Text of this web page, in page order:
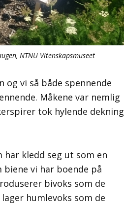
NTNU Vitenskapsmuseet
vi så både spennende
Måkene var nemlig
tok hylende dekning
kledd seg ut som en
vi har boende på
bivoks som de
humlevoks som de